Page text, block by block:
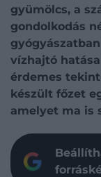
gyümölcs, a
gondolkodás
vízhajtó
érdemes
készült főzet
amelyet ma is